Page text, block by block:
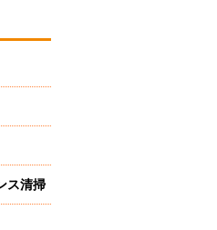
ス清掃